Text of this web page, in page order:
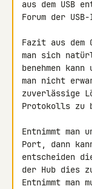
aus dem USB
Forum der
Fazit aus dem
man sich
benehmen
man nicht
zuverlässige
Protokolls zu
Entnimmt man
Port, dann
entscheiden
der Hub dies
Entnimmt